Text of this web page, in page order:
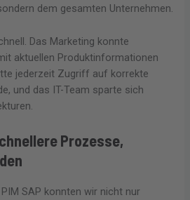
dem gesamten Unternehmen.
Das Marketing konnte
aktuellen Produktinformationen
jederzeit Zugriff auf korrekte
und das IT-Team sparte sich
Prozesse,
SAP konnten wir nicht nur